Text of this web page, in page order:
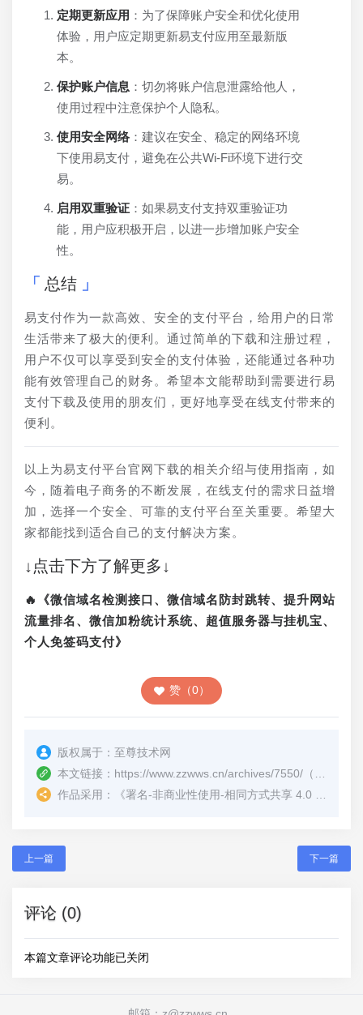
定期更新应用 ：为了保障账户安全和优化使用
体验，用户应定期更新易支付应用至最新版
本。
保护账户信息 ：切勿将账户信息泄露给他人，
使用过程中注意保护个人隐私。
使用安全网络：建议在安全、稳定的网络环境
下使用易支付，避免在公共Wi-Fi环境下进行交
易。
启用双重验证 ：如果易支付支持双重验证功
能，用户应积极开启，以进一步增加账户安全
性。
总结
易支付作为一款高效、安全的支付平台，给用户的日常
生活带来了极大的便利。通过简单的下载和注册过程，
用户不仅可以享受到安全的支付体验，还能通过各种功
能有效管理自己的财务。希望本文能帮助到需要进行易
支付下载及使用的朋友们，更好地享受在线支付带来的
便利。
以上为易支付平台官网下载的相关介绍与使用指南，如
今，随着电子商务的不断发展，在线支付的需求日益增
加，选择一个安全、可靠的支付平台至关重要。希望大
家都能找到适合自己的支付解决方案。
↓点击下方了解更多↓
🔥《微信域名检测接口、微信域名防封跳转、提升网站
流量排名、微信加粉统计系统、超值服务器与挂机宝、
个人免签码支付》
赞（0）
版权属于： 至尊技术网
本文链接： https://www.zzwws.cn/archives/7550/ （转载时请注明本文出处及文章链接）
作品采用：
《署名-非商业性使用-相同方式共享 4.0 国际 (CC BY-NC-SA 4.0)
上一篇 下一篇
评论 (0)
本篇文章评论功能已关闭